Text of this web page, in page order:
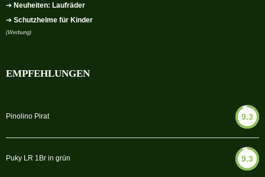
➔ Neuheiten: Laufräder
➔ Schutzhelme für Kinder
(Werbung)
EMPFEHLUNGEN
Pinolino Pirat 9.3
Puky LR 1Br in grün 9.3